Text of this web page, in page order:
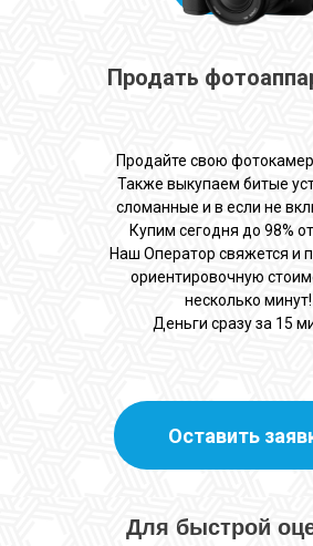
Продайте свою
Также выкупаем битые
сломанные и в если не
Купим сегодня до 98%
Наш Оператор свяжется и
ориентировочную
несколько минут!
Деньги сразу за 15
Продать
Оставить
Для быстрой